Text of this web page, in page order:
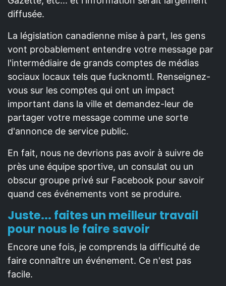
diffusée.
La législation canadienne mise à part, les gens
vont probablement entendre votre message par
l'intermédiaire de grands comptes de médias
sociaux locaux tels que fucknomtl. Renseignez-
vous sur les comptes qui ont un impact
important dans la ville et demandez-leur de
partager votre message comme une sorte
d'annonce de service public.
En fait, nous ne devrions pas avoir à suivre de
près une équipe sportive, un consulat ou un
obscur groupe privé sur Facebook pour savoir
quand ces événements vont se produire.
Juste... faites un meilleur travail
pour nous le faire savoir
Encore une fois, je comprends la difficulté de
faire connaître un événement. Ce n'est pas
facile.